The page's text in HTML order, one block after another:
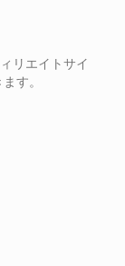
リエイトサイ
す。